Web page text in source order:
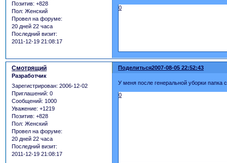
Позитив: +828
Пол: Женский
Провел на форуме:
20 дней 22 часа
Последний визит:
2011-12-19 21:08:17
0
Поделиться2007-08-05 22:52:43
Смотрящий
Разработчик
Зарегистрирован: 2006-12-02
Приглашений: 0
Сообщений: 1000
Уважение: +1219
Позитив: +828
Пол: Женский
Провел на форуме:
20 дней 22 часа
Последний визит:
2011-12-19 21:08:17
У меня после генеральной уборки папка
0